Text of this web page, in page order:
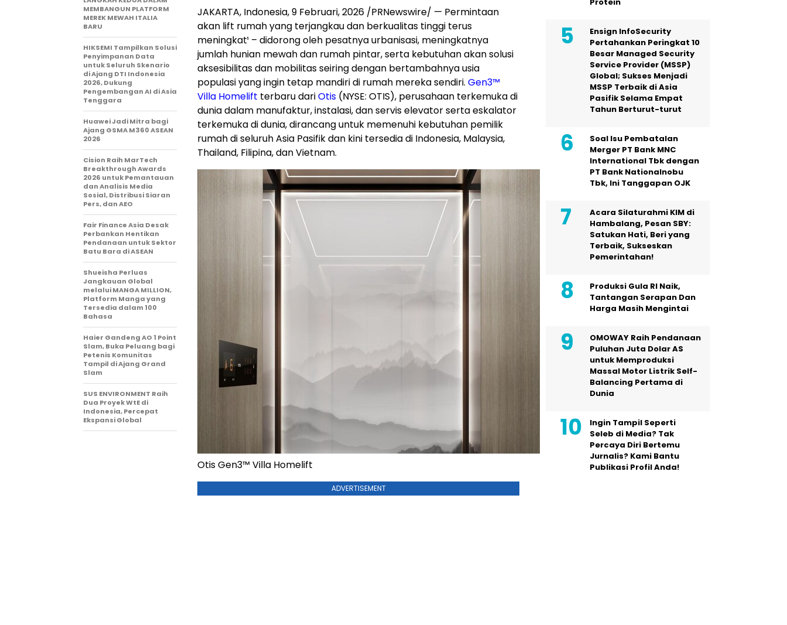
JAKARTA, Indonesia,9 Februari, 2026 /PRNewswire/ — Permintaan
akan lift rumah yang terjangkau dan berkualitas tinggi terus
meningkat¹ – didorong oleh pesatnya urbanisasi, meningkatnya
jumlah hunian mewah dan rumah pintar, serta kebutuhan akan solusi
aksesibilitas dan mobilitas seiring dengan bertambahnya usia
populasi yang ingin tetap mandiri di rumah mereka sendiri. Gen3™
Villa Homelift terbaru dariOtis (NYSE: OTIS), perusahaan terkemuka di
duniadalam manufaktur, instalasi, dan servis elevator serta eskalator
terkemuka di dunia, dirancang untuk memenuhi kebutuhan pemilik
rumah di seluruh Asia Pasifik dan kini tersedia di Indonesia, Malaysia,
Thailand, Filipina, dan Vietnam.
Otis Gen3™ Villa Homelift
ADVERTISEMENT
MEMBANGUN PLATFORM
MEREK MEWAH ITALIA
BARU
HIKSEMI Tampilkan Solusi
Penyimpanan Data
untuk Seluruh Skenario
di Ajang DTI Indonesia
2026, Dukung
Pengembangan AI di Asia
Tenggara
Huawei Jadi Mitra bagi
Ajang GSMA M360 ASEAN
2026
Cision Raih MarTech
Breakthrough Awards
2026 untuk Pemantauan
dan Analisis Media
Sosial, Distribusi Siaran
Pers, dan AEO
Fair Finance Asia Desak
Perbankan Hentikan
Pendanaan untuk Sektor
Batu Bara di ASEAN
Shueisha Perluas
Jangkauan Global
melalui MANGA MILLION,
Platform Manga yang
Tersedia dalam 100
Bahasa
Haier Gandeng AO 1 Point
Slam, Buka Peluang bagi
Petenis Komunitas
Tampil di Ajang Grand
Slam
SUS ENVIRONMENT Raih
Dua Proyek WtE di
Indonesia, Percepat
Ekspansi Global
Ensign InfoSecurity
Pertahankan Peringkat 10
Besar Managed Security
Service Provider (MSSP)
Global; Sukses Menjadi
MSSP Terbaik di Asia
Pasifik Selama Empat
Tahun Berturut-turut
Soal Isu Pembatalan
Merger PT Bank MNC
International Tbk dengan
PT Bank Nationalnobu
Tbk, Ini Tanggapan OJK
Acara Silaturahmi KIM di
Hambalang, Pesan SBY:
Satukan Hati, Beri yang
Terbaik, Sukseskan
Pemerintahan!
Produksi Gula RI Naik,
Tantangan Serapan Dan
Harga Masih Mengintai
OMOWAY Raih Pendanaan
Puluhan Juta Dolar AS
untuk Memproduksi
Massal Motor Listrik Self-
Balancing Pertama di
Dunia
Ingin Tampil Seperti
Seleb di Media? Tak
Percaya Diri Bertemu
Jurnalis? Kami Bantu
Publikasi Profil Anda!